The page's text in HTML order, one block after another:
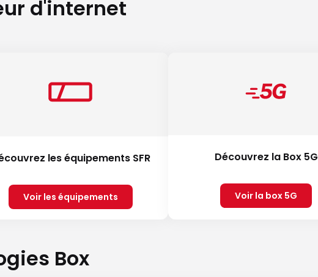
d'internet
les équipements SFR
Voir les équipements
Découvrez la Box 5G
Voir la box 5G
Box